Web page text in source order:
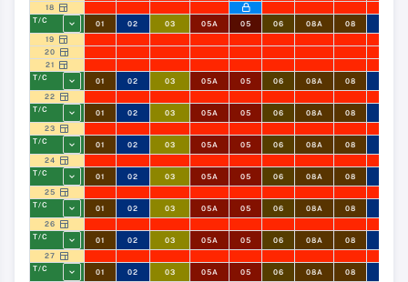
18
T/C
01 02 03 05A 05 06 08A 08
19
20
21
T/C
01 02 03 05A 05 06 08A 08
22
T/C
01 02 03 05A 05 06 08A 08
23
T/C
01 02 03 05A 05 06 08A 08
24
T/C
01 02 03 05A 05 06 08A 08
25
T/C
01 02 03 05A 05 06 08A 08
26
T/C
01 02 03 05A 05 06 08A 08
27
T/C
01 02 03 05A 05 06 08A 08